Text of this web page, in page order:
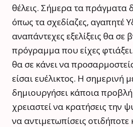
θέλεις. Σήμερα τα πράγματα
όπως τα σχεδίαζες, αγαπητέ
αναπάντεχες εξελίξεις θα σε
πρόγραμμα που είχες
θα σε κάνει να
είσαι ευέλικτος. Η σημερινή
δημιουργήσει κάποια
χρειαστεί να κρατήσεις την
να αντιμετωπίσεις